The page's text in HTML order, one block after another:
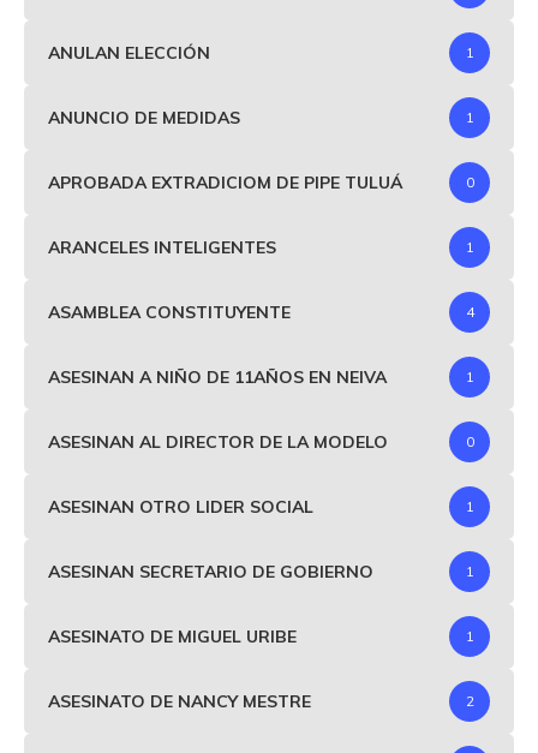
ANULAN ELECCIÓN 1
ANUNCIO DE MEDIDAS 1
APROBADA EXTRADICIOM DE PIPE TULUÁ 0
ARANCELES INTELIGENTES 1
ASAMBLEA CONSTITUYENTE 4
ASESINAN A NIÑO DE 11AÑOS EN NEIVA 1
ASESINAN AL DIRECTOR DE LA MODELO 0
ASESINAN OTRO LIDER SOCIAL 1
ASESINAN SECRETARIO DE GOBIERNO 1
ASESINATO DE MIGUEL URIBE 1
ASESINATO DE NANCY MESTRE 2